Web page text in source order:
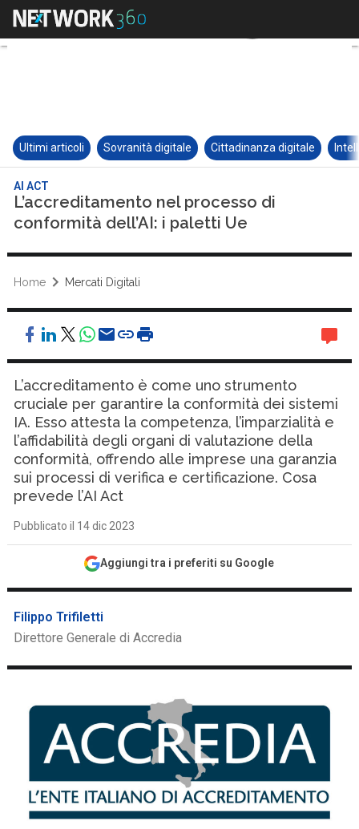
Ultimi articoli Sovranità digitale Cittadinanza digitale
AI ACT
L’accreditamento nel processo di
conformità dell’AI: i paletti Ue
Home Mercati Digitali
L’accreditamento è come uno strumento
cruciale per garantire la conformità dei sistemi
IA. Esso attesta la competenza, l’imparzialità e
l’affidabilità degli organi di valutazione della
conformità, offrendo alle imprese una garanzia
sui processi di verifica e certificazione. Cosa
prevede l’AI Act
Pubblicato il 14 dic 2023
Aggiungi tra i preferiti su Google
Filippo Trifiletti
Direttore Generale di Accredia